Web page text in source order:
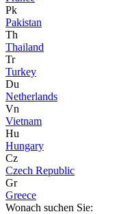
Pk
Pakistan
Th
Thailand
Tr
Turkey
Du
Netherlands
Vn
Vietnam
Hu
Hungary
Cz
Czech Republic
Gr
Greece
Wonach suchen Sie: